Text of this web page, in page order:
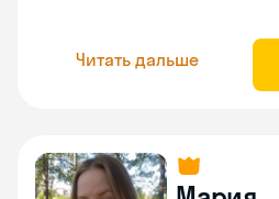
Читать дальше